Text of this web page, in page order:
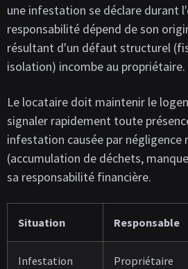
une infestation se déclare durant
responsabilité dépend de son
résultant d'un défaut structurel
isolation) incombe au propriétaire.
Le locataire doit maintenir le
signaler rapidement toute
infestation causée par négligence
(accumulation de déchets,
sa responsabilité financière.
Situation Responsable
Infestation
Propriétaire